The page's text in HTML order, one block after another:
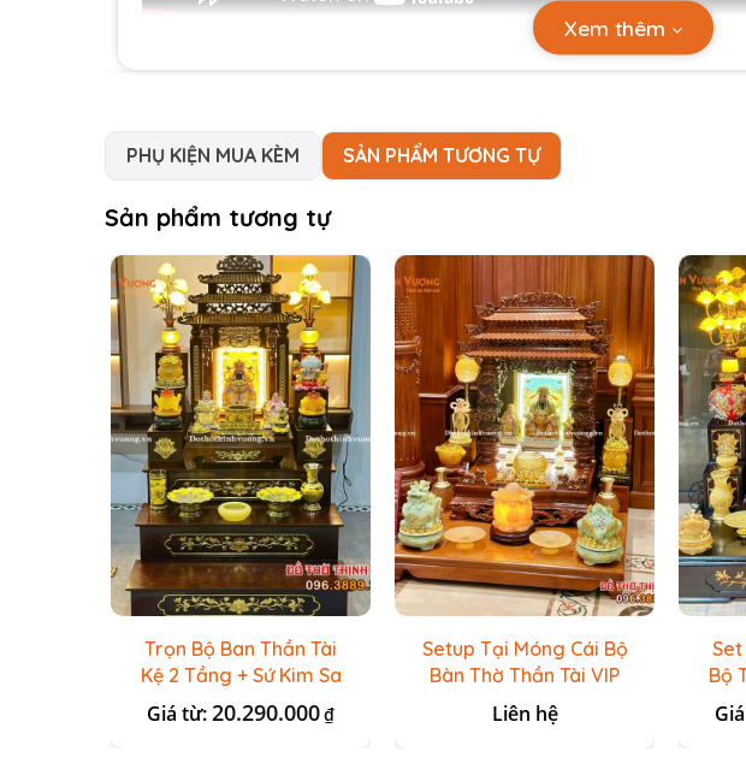
Xem thêm
PHỤ KIỆN MUA KÈM SẢN PHẨM TƯƠNG TỰ
Sản phẩm tương tự
Trọn Bộ Ban Thần Tài
Kệ 2 Tầng + Sứ Kim Sa
Giá từ:20.290.000₫
Setup Tại Móng Cái Bộ
Bàn Thờ Thần Tài VIP
Gỗ Hương + Lưu Ly Đài
Loan
Liên hệ
Bộ
+